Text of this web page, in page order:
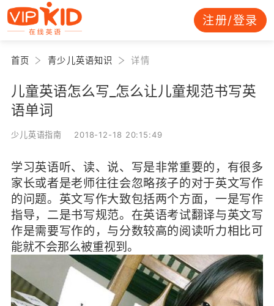
注册/登录
首页 青少儿英语知识 详情
儿童英语怎么写_怎么让儿童规范书写英
语单词
少儿英语指南 2018-12-18 20:15:49
学习英语听、读、说、写是非常重要的，有很多
家长或者是老师往往会忽略孩子的对于英文写作
的问题。英文写作大致包括两个方面，一是写作
指导，二是书写规范。在英语考试翻译与英文写
作是需要写作的，与分数较高的阅读听力相比可
能就不会那么被重视到。